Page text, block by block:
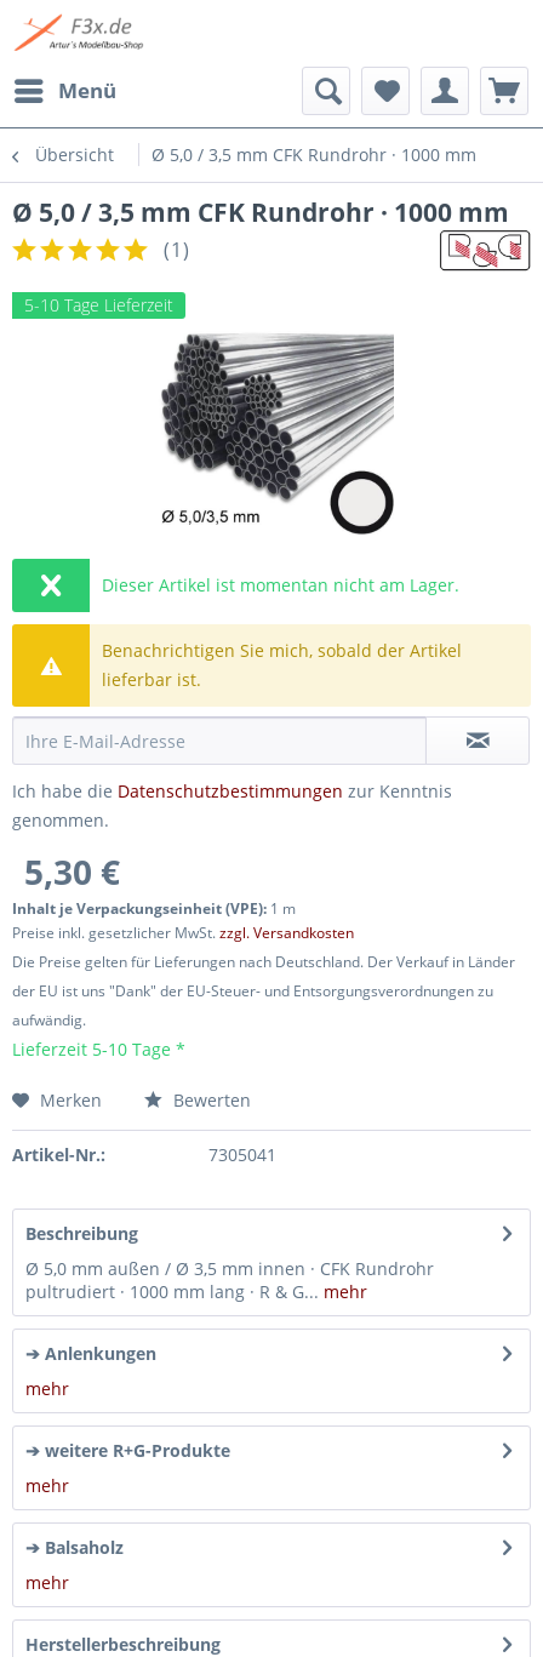
Menü
Übersicht Ø 5,0 / 3,5 mm CFK Rundrohr · 1000 mm
Ø 5,0 / 3,5 mm CFK Rundrohr · 1000 mm
(1)
5-10 Tage Lieferzeit
Dieser Artikel ist momentan nicht am Lager.
Benachrichtigen Sie mich, sobald der Artikel
lieferbar ist.
Ich habe die Datenschutzbestimmungen zur Kenntnis
genommen.
5,30 €
Inhalt je Verpackungseinheit (VPE): 1 m
Preise inkl. gesetzlicher MwSt.zzgl. Versandkosten
Die Preise gelten für Lieferungen nach Deutschland. Der Verkauf in Länder
der EU ist uns "Dank" der EU-Steuer- und Entsorgungsverordnungen zu
aufwändig.
Lieferzeit 5-10 Tage *
Merken Bewerten
Artikel-Nr.: 7305041
Beschreibung
Ø 5,0 mm außen / Ø 3,5 mm innen · CFK Rundrohr
pultrudiert · 1000 mm lang · R & G... mehr
➔ Anlenkungen
mehr
➔ weitere R+G-Produkte
mehr
➔ Balsaholz
mehr
Herstellerbeschreibung